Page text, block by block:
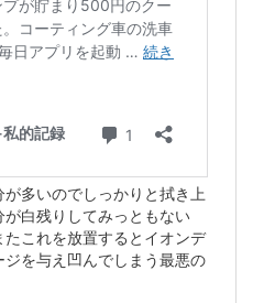
多いのでしっかりと拭き上
白残りしてみっともない
たこれを放置するとイオンデ
を与え凹んでしまう最悪の